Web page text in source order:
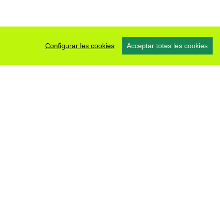
Configurar les cookies Acceptar totes les cookies